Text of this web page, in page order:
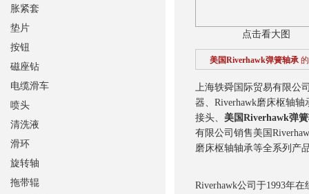
点击看大图
美国Riverhawk弹簧轴承
上海轶舜国际贸易有限公
器、Riverhawk磨床枢轴
接头、 美国Riverhawk弹
有限公司销售美国
磨床枢轴轴承等全系列产
Riverhawk公司于1993年
胀紧套
垫片
按钮
磁座钻
电缆滑车
喷头
清洗液
滑环
旋转轴
拖带辊